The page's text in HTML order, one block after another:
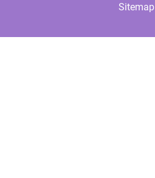
Sitemap